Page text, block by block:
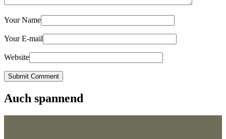
Your Name
Your E-mail
Website
Submit Comment
Auch spannend